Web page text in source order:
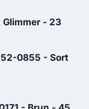
kr..
Glimmer - 23
kr..
0855 - Sort